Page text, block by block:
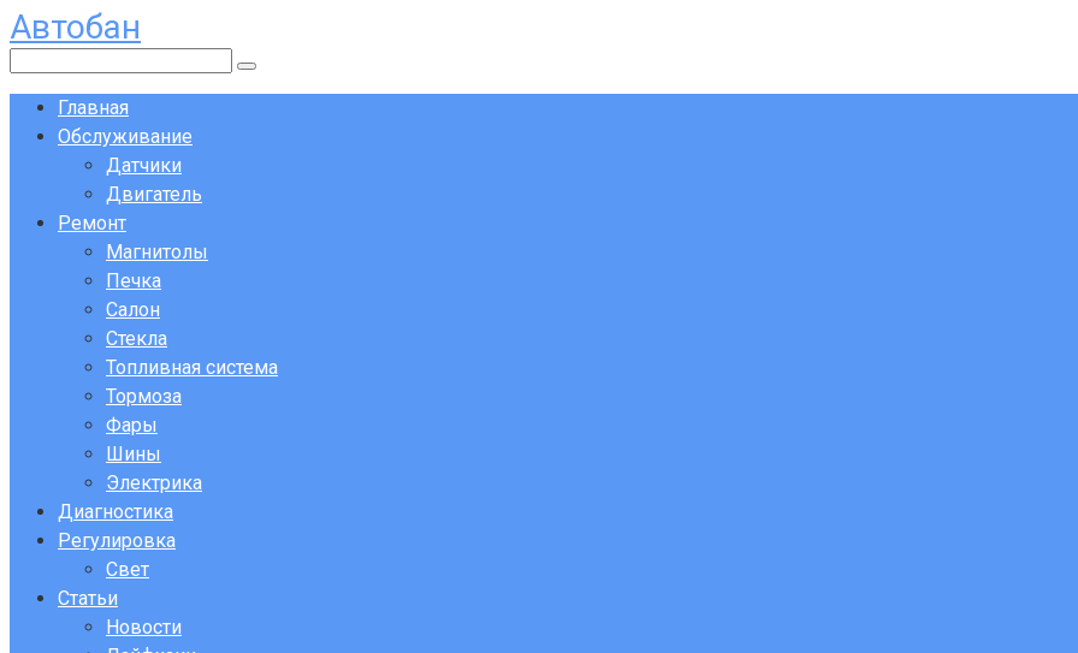
Перейти
к
контенту
Автобан
Главная
Обслуживание
Датчики
Двигатель
Ремонт
Магнитолы
Печка
Салон
Стекла
Топливная система
Тормоза
Фары
Шины
Электрика
Диагностика
Регулировка
Свет
Статьи
Новости